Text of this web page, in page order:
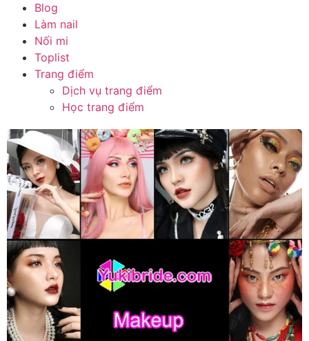
Blog
Làm nail
Nối mi
Toplist
Trang điểm
Dịch vụ trang điểm
Học trang điểm